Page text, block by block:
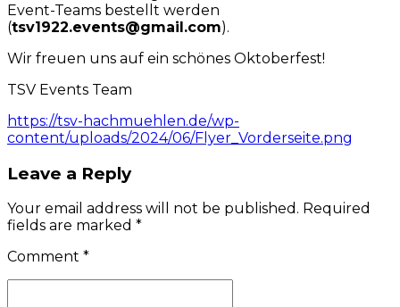
Event-Teams bestellt werden
(tsv1922.events@gmail.com).
Wir freuen uns auf ein schönes Oktoberfest!
TSV Events Team
https://tsv-hachmuehlen.de/wp-
content/uploads/2024/06/Flyer_Vorderseite.png
Leave a Reply
Your email address will not be published. Required
fields are marked *
Comment *